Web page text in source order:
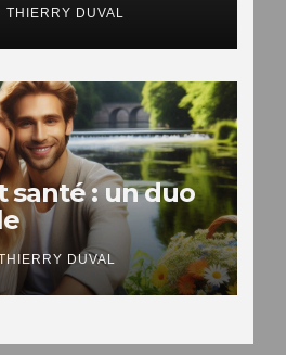
THIERRY DUVAL
santé : un duo
DUVAL